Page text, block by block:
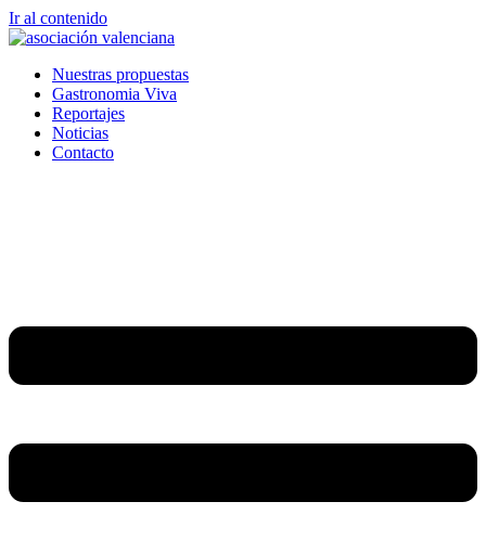
Ir al contenido
Nuestras propuestas
Gastronomia Viva
Reportajes
Noticias
Contacto